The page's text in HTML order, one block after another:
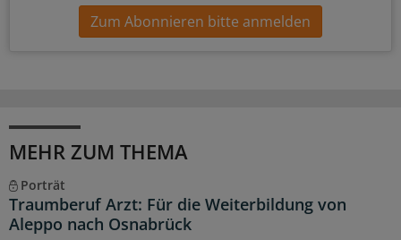
Zum Abonnieren bitte anmelden
MEHR ZUM THEMA
Porträt
Traumberuf Arzt: Für die Weiterbildung von
Aleppo nach Osnabrück